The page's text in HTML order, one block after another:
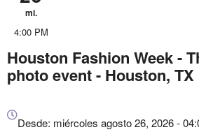
mi.
4:00 PM
Houston Fashion Week -
photo event - Houston, TX
sobre
Desde: miércoles agosto 26, 2026 -